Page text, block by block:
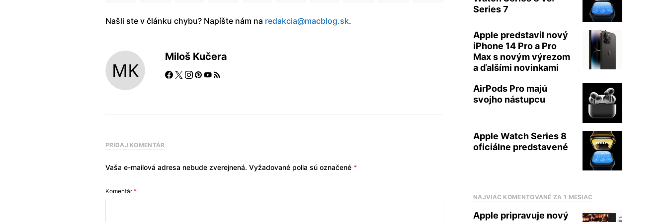
Našli ste v článku chybu? Napíšte nám na redakcia@macblog.sk.
Miloš Kučera
PRIDAJ KOMENTÁR
Vaša e-mailová adresa nebude zverejnená. Vyžadované polia sú označené *
Komentár*
Series 7
Apple predstavil nový
iPhone 14 Pro a Pro
Max s novým výrezom
a ďalšími novinkami
AirPods Pro majú
svojho nástupcu
Apple Watch Series 8
oficiálne predstavené
NAJVIAC KOMENTOVANÉ ZA 1 MESIAC
Apple pripravuje nový